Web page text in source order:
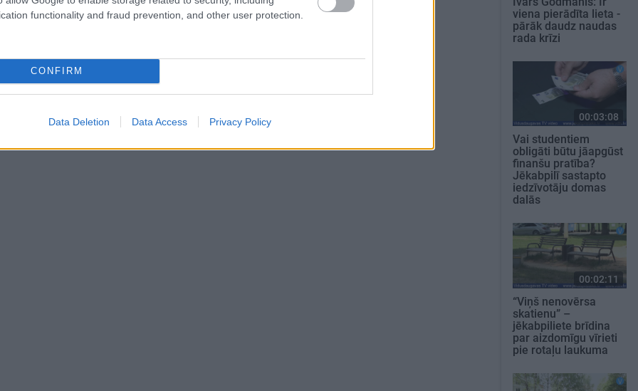
functionality and fraud prevention, and other user protection.
CONFIRM
Data Deletion Data Access Privacy Policy
viena pierādīta lieta -
pārāk daudz naudas
rada krīzi
00:03:08
Vai studentiem
obligāti būtu jāapgūst
finanšu pratība?
Jēkabpilī sastapto
iedzīvotāju domas
dalās
00:02:11
“Viņš nenovērsa
skatienu” –
jēkabpiliete brīdina
par aizdomīgu vīrieti
pie rotaļu laukuma